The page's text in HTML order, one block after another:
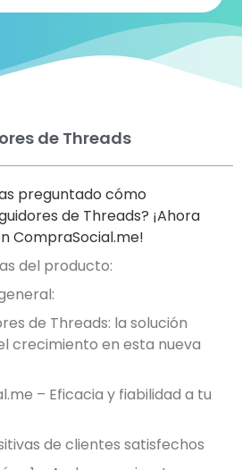
de Threads
preguntado cómo
de Threads? ¡Ahora
CompraSocial.me!
del producto:
de Threads: la solución
crecimiento en esta nueva
– Eficacia y fiabilidad a tu
de clientes satisfechos